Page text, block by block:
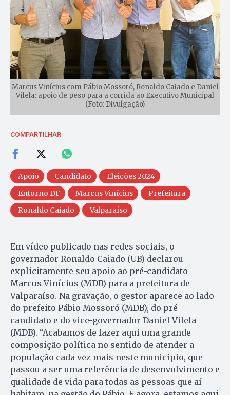
Marcus Vinícius com Pábio Mossoró, Ronaldo Caiado e Daniel
Vilela: apoio de peso para a corrida ao Executivo Municipal
(Foto: Divulgação)
COMPARTILHAR
Apoio Candidato
Eleições 2024
Entorno DF
Marcus Vinícius
Prefeitura
Ronaldo Caiado
Valparaíso
Em vídeo publicado nas redes sociais, o
governador Ronaldo Caiado (UB) declarou
explicitamente seu apoio ao pré-candidato
Marcus Vinícius (MDB) para a prefeitura de
Valparaíso. Na gravação, o gestor aparece ao lado
do prefeito Pábio Mossoró (MDB), do pré-
candidato e do vice-governador Daniel Vilela
(MDB). “Acabamos de fazer aqui uma grande
composição política no sentido de atender a
população cada vez mais neste município, que
passou a ser uma referência de desenvolvimento e
qualidade de vida para todas as pessoas que aí